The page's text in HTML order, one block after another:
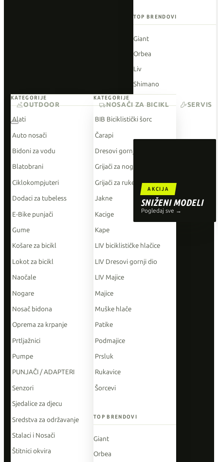
TOP BRENDOVI
Giant
Orbea
Liv
Shimano
O'Neal
AKCIJA
SNIŽENI MODELI
Pogledaj sve →
KATEGORIJE
Alati
Auto nosači
Bidoni za vodu
Blatobrani
Ciklokompjuteri
Dodaci za tubeless
E-Bike punjači
Gume
Košare za bicikl
Lokot za bicikl
Naočale
Nogare
Nosač bidona
Oprema za krpanje
Prtljažnici
Pumpe
PUNJAČI / ADAPTERI
Senzori
Sjedalice za djecu
Sredstva za održavanje
Stalaci i Nosači
Štitnici okvira
KATEGORIJE
BIB Biciklistički šorc
Čarapi
Dresovi gornji dio
Grijači za noge
Grijači za ruke
Jakne
Kacige
Kape
LIV biciklističke hlačice
LIV Dresovi gornji dio
LIV Majice
Majice
Muške hlače
Patike
Podmajice
Prsluk
Rukavice
Šorcevi
TOP BRENDOVI
Giant
Orbea
OUTDOOR NOSAČI ZA BICIKL SERVIS